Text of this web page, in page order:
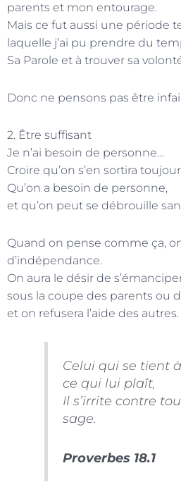
parents et mon entourage.
Mais ce fut aussi une période
laquelle j’ai pu prendre du
Sa Parole et à trouver sa
Donc ne pensons pas être
2. Être suffisant
Je n’ai besoin de personne…
Croire qu’on s’en sortira
Qu’on a besoin de personne,
et qu’on peut se débrouille
Quand on pense comme ça,
d’indépendance.
On aura le désir de
sous la coupe des parents ou
et on refusera l’aide des autres.
Celui qui se tient
ce qui lui plaît,
Il s’irrite contre
sage.
Proverbes 18.1